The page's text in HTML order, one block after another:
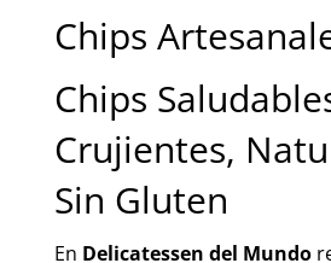
Chips
Chips
Crujientes,
Sin Gluten
En Delicatessen del Mundo